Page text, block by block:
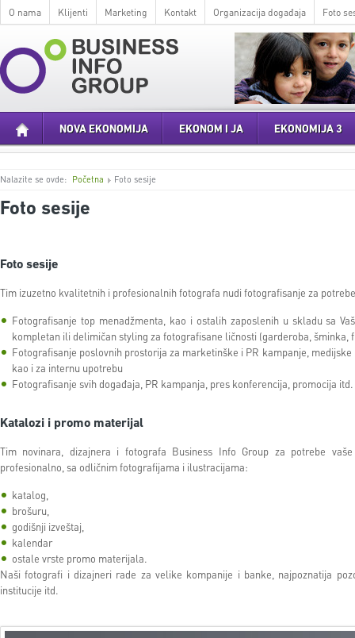
O nama Klijenti Marketing Kontakt Organizacija događaja Foto
NOVA EKONOMIJA EKONOM I JA EKONOMIJA 3
Nalazite se ovde: Početna Foto sesije
Foto sesije
Foto sesije
Tim izuzetno kvalitetnih i profesionalnih fotografa nudi fotografisanje za
Fotografisanje top menadžmenta, kao i ostalih zaposlenih u skladu sa
kompletan ili delimičan styling za fotografisane ličnosti (garderoba, šminka,
Fotografisanje poslovnih prostorija za marketinške i PR kampanje,
kao i za internu upotrebu
Fotografisanje svih događaja, PR kampanja, pres konferencija, promocija itd.
Katalozi i promo materijal
Tim novinara, dizajnera i fotografa Business Info Group za potrebe
profesionalno, sa odličnim fotografijama i ilustracijama:
katalog,
brošuru,
godišnji izveštaj,
kalendar
ostale vrste promo materijala.
Naši fotografi i dizajneri rade za velike kompanije i banke, najpoznatija
institucije itd.